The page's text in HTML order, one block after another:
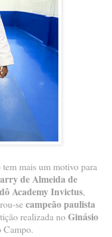
mais um motivo para
de Almeida de
Academy Invictus,
secampeão paulista
realizada noGinásio
Campo.